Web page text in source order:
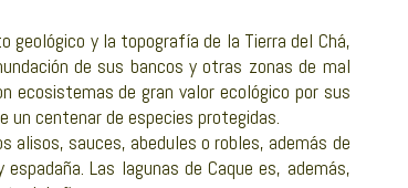
geológico y la topografía de la Tierra del Chá,
de sus bancos y otras zonas de mal
ecosistemas de gran valor ecológico por sus
un centenar de especies protegidas.
alisos, sauces, abedules o robles, además de
Las lagunas de Caque es, además,